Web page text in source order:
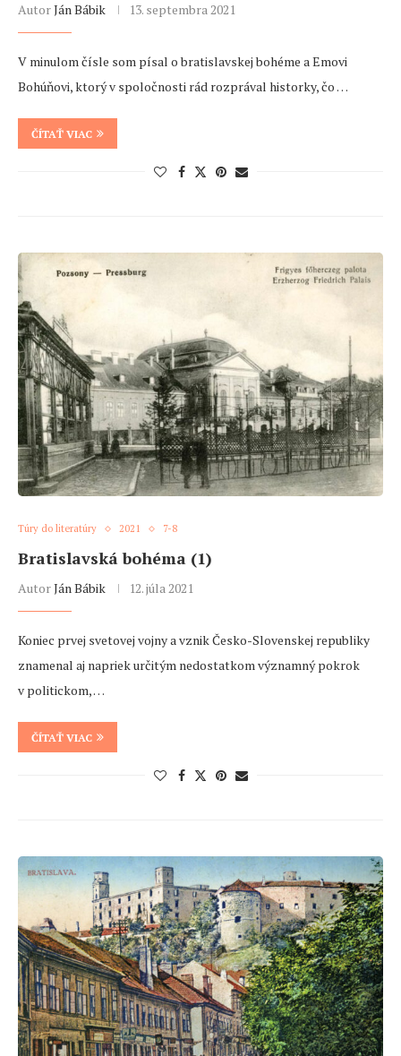
AutorJán Bábik 13. septembra 2021
V minulom čísle som písal o bratislavskej bohéme a Emovi
Bohúňovi, ktorý v spoločnosti rád rozprával historky, čo …
ČÍTAŤ VIAC
Túry do literatúry 2021 7-8
Bratislavská bohéma (1)
AutorJán Bábik 12. júla 2021
Koniec prvej svetovej vojny a vznik Česko-Slovenskej republiky
znamenal aj napriek určitým nedostatkom významný pokrok
v politickom, …
ČÍTAŤ VIAC